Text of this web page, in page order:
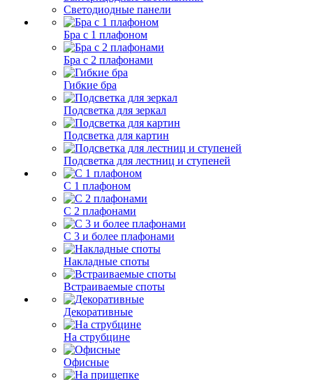
Светодиодные панели
Бра с 1 плафоном
Бра с 2 плафонами
Гибкие бра
Подсветка для зеркал
Подсветка для картин
Подсветка для лестниц и ступеней
С 1 плафоном
С 2 плафонами
С 3 и более плафонами
Накладные споты
Встраиваемые споты
Декоративные
На струбцине
Офисные